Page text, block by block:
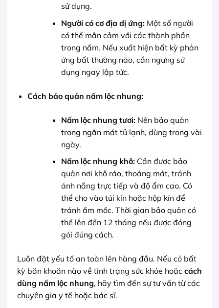
sử dụng.
Người có cơ địa dị ứng:Một số người
có thể mẫn cảm với các thành phần
trong nấm. Nếu xuất hiện bất kỳ phản
ứng bất thường nào, cần ngưng sử
dụng ngay lập tức.
Cách bảo quản nấm lộc nhung:
Nấm lộc nhung tươi:Nên bảo quản
trong ngăn mát tủ lạnh, dùng trong vài
ngày.
Nấm lộc nhung khô:Cần được bảo
quản nơi khô ráo, thoáng mát, tránh
ánh nắng trực tiếp và độ ẩm cao. Có
thể cho vào túi kín hoặc hộp kín để
tránh ẩm mốc. Thời gian bảo quản có
thể lên đến 12 tháng nếu được đóng
gói đúng cách.
Luôn đặt yếu tố an toàn lên hàng đầu. Nếu có bất
kỳ băn khoăn nào về tình trạng sức khỏe hoặc cách
dùng nấm lộc nhung, hãy tìm đến sự tư vấn từ các
chuyên gia y tế hoặc bác sĩ.